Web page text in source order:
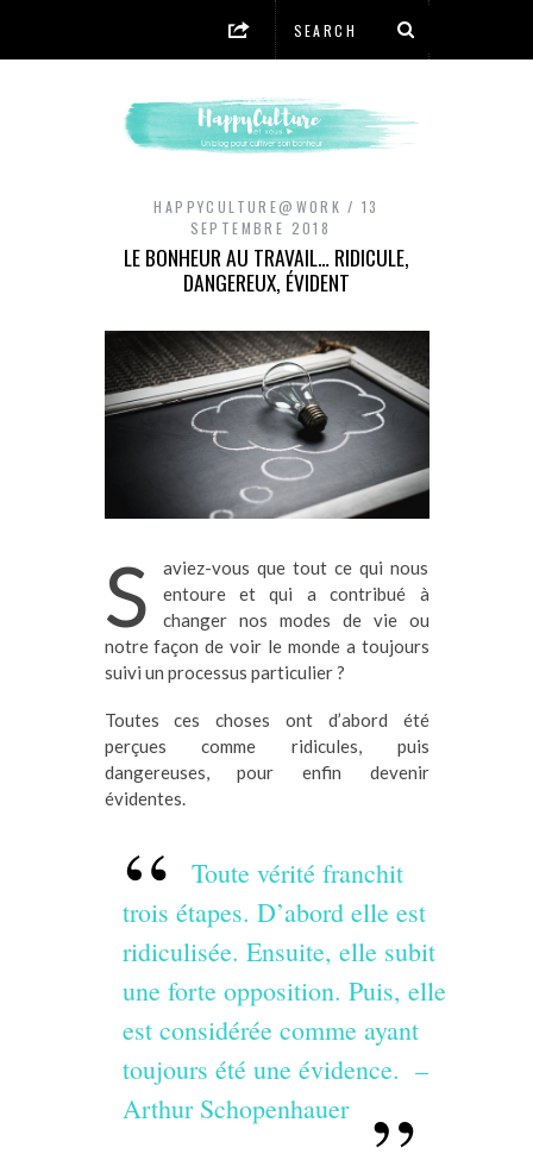
HAPPYCULTURE@WORK
13
SEPTEMBRE 2018
LE BONHEUR AU TRAVAIL… RIDICULE,
DANGEREUX, ÉVIDENT
S
aviez-vous que tout ce qui nous
entoure et qui a contribué à
changer nos modes de vie ou
notre façon de voir le monde a toujours
suivi un processus particulier ?
Toutes ces choses ont d’abord été
perçues comme ridicules, puis
dangereuses, pour enfin devenir
évidentes.
Toute vérité franchit
trois étapes. D’abord elle est
ridiculisée. Ensuite, elle subit
une forte opposition. Puis, elle
est considérée comme ayant
toujours été une évidence. –
Arthur Schopenhauer